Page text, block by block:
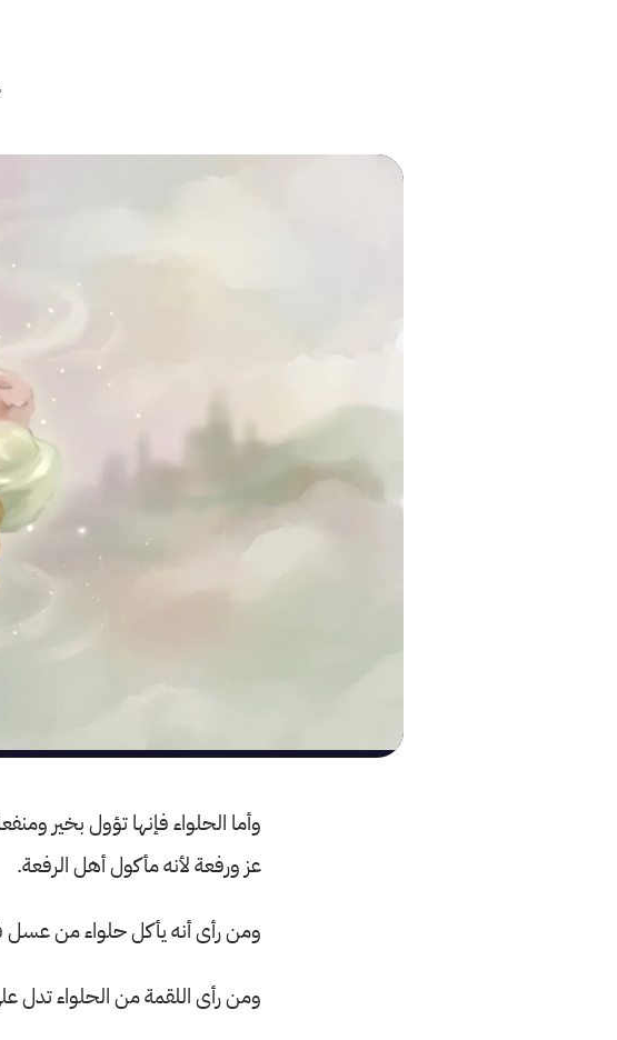
وأما الحلواء فإنها تؤول بخير
عز ورفعة لأنه مأكول أهل الرفعة.
ومن رأى أنه يأكل حلواء من عسل
ومن رأى اللقمة من الحلواء تدل